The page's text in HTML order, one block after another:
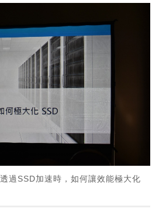
過SSD加速時，如何讓效能極大化